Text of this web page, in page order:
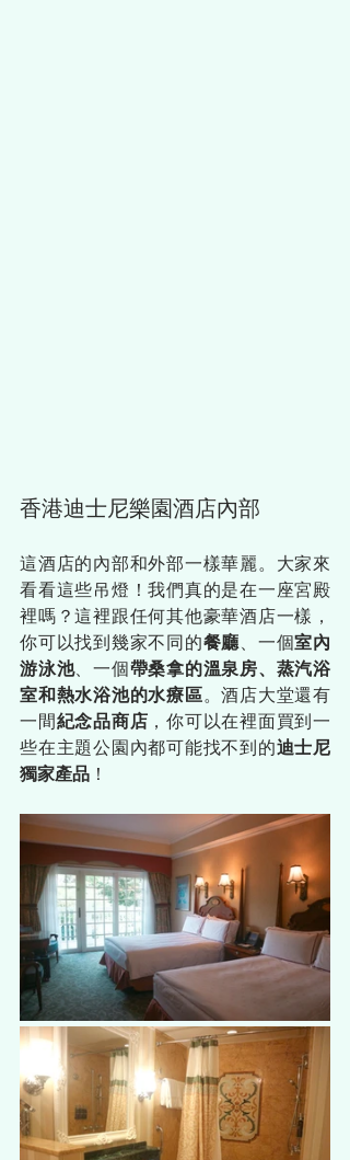
香港迪士尼樂園酒店內部
這酒店的內部和外部一樣華麗。大家來
看看這些吊燈！我們真的是在一座宮殿
裡嗎？這裡跟任何其他豪華酒店一樣，
你可以找到幾家不同的餐廳、一個室內
游泳池、一個帶桑拿的溫泉房、蒸汽浴
室和熱水浴池的水療區。酒店大堂還有
一間紀念品商店 ，你可以在裡面買到一
些在主題公園內都可能找不到的迪士尼
獨家產品 ！